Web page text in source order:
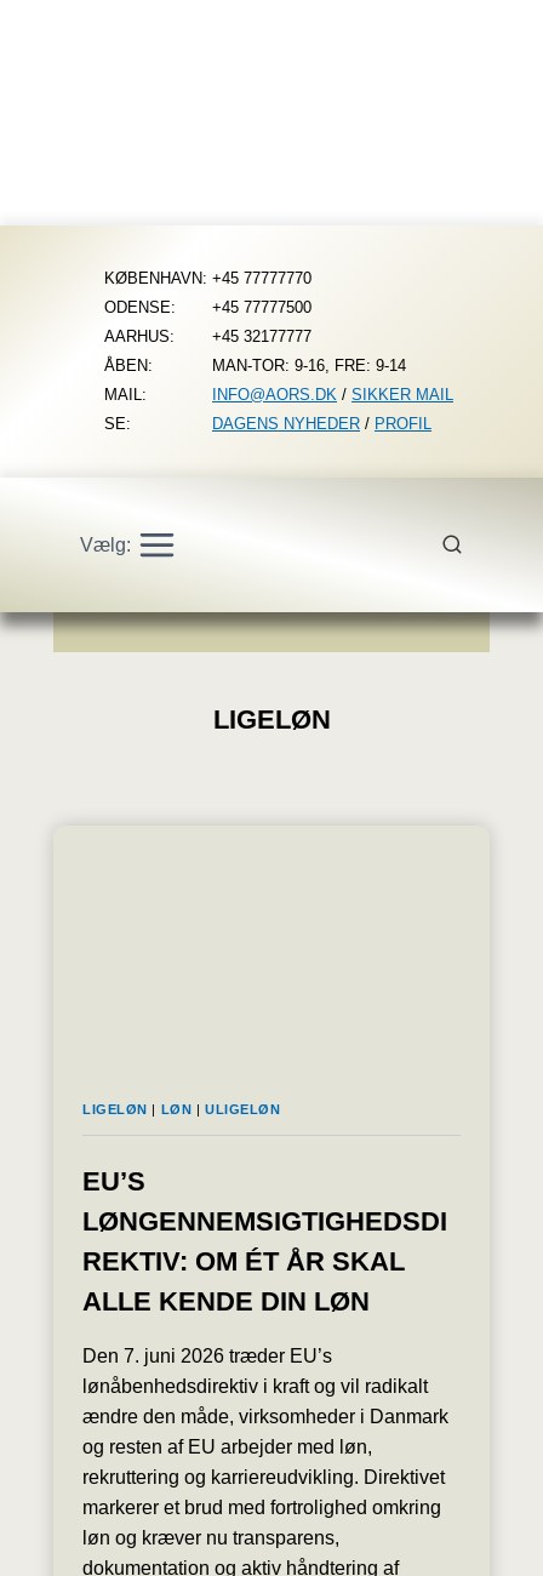
KØBENHAVN: +45 77777770
ODENSE:
+45 77777500
AARHUS:
+45 32177777
ÅBEN:
MAN-TOR: 9-16, FRE: 9-14
MAIL:
INFO@AORS.DK / SIKKER MAIL
SE:
DAGENS NYHEDER / PROFIL
Vælg:
LIGELØN
LIGELØN LØN ULIGELØN
EU’S
LØNGENNEMSIGTIGHEDSDI
REKTIV: OM ÉT ÅR SKAL
ALLE KENDE DIN LØN
Den 7. juni 2026 træder EU’s
lønåbenhedsdirektiv i kraft og vil radikalt
ændre den måde, virksomheder i Danmark
og resten af EU arbejder med løn,
rekruttering og karriereudvikling. Direktivet
markerer et brud med fortrolighed omkring
løn og kræver nu transparens,
dokumentation og aktiv håndtering af